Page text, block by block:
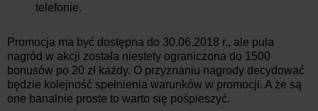
telefonie.
Promocja ma być dostępna do 30.06.2018 r., ale pula
nagród w akcji została niestety ograniczona do 1500
bonusów po 20 zł każdy. O przyznaniu nagrody decydować
będzie kolejność spełnienia warunków w promocji. A że są
one banalnie proste to warto się pośpieszyć.